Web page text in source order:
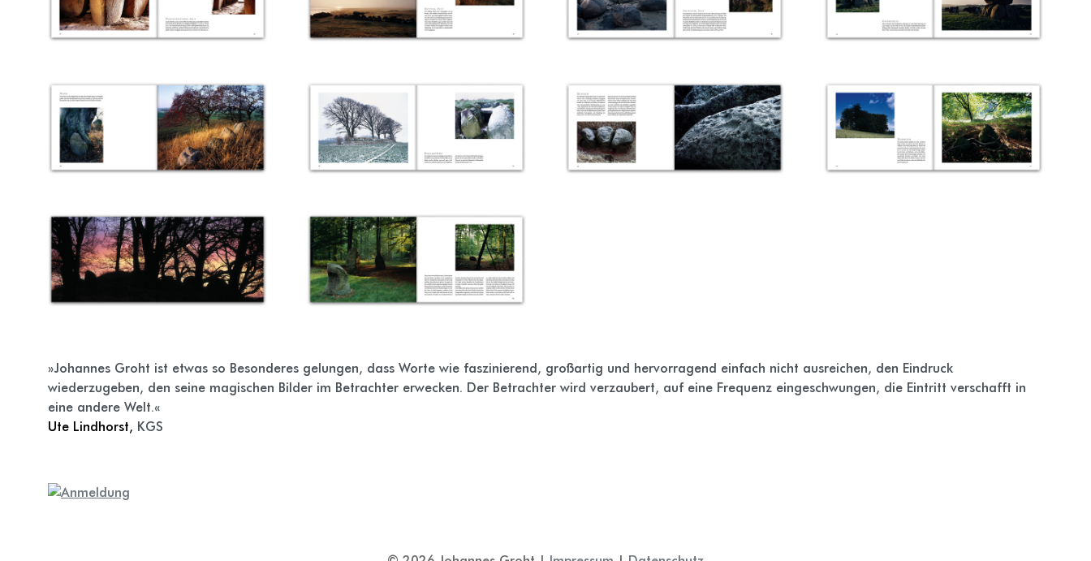
»Johannes Groht ist etwas so Besonderes gelungen, dass Worte wie faszinierend, großartig und hervorragend einfach nicht ausreichen, den Eindruck
wiederzugeben, den seine magischen Bilder im Betrachter erwecken. Der Betrachter wird verzaubert, auf eine Frequenz eingeschwungen, die Eintritt verschafft in
eine andere Welt.«
Ute Lindhorst, KGS